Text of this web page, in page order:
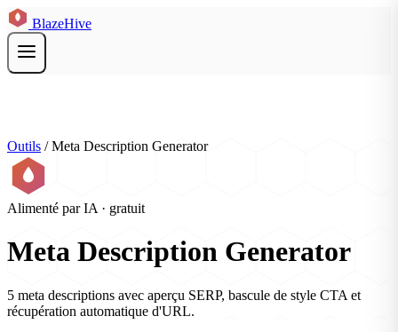
BlazeHive
Outils / Meta Description Generator
Alimenté par IA · gratuit
Meta Description Generator
5 meta descriptions avec aperçu SERP, bascule de style CTA et
récupération automatique d'URL.